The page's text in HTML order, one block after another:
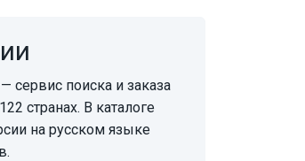
сервис поиска и заказа
странах. В каталоге
на русском языке